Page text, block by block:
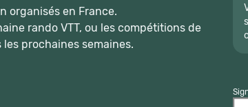
organisés en France.
rando VTT, ou les compétitions de
prochaines semaines.